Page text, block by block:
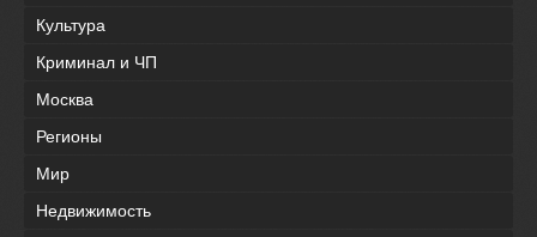
Культура
Криминал и ЧП
Москва
Регионы
Мир
Недвижимость